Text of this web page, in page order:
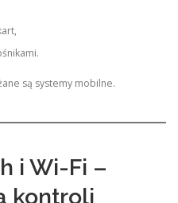
są systemy mobilne.
i Wi-Fi –
kontroli